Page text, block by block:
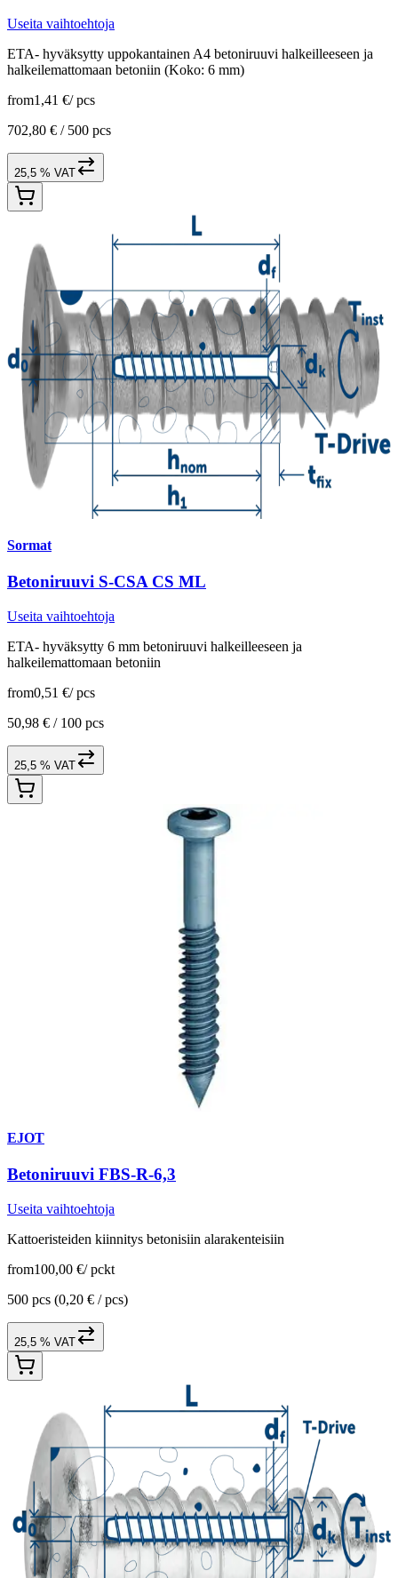
Useita vaihtoehtoja
ETA- hyväksytty uppokantainen A4 betoniruuvi halkeilleeseen ja
halkeilemattomaan betoniin (Koko: 6 mm)
from1,41 €/ pcs
702,80 € / 500 pcs
25,5 % VAT
Sormat
Betoniruuvi S-CSA CS ML
Useita vaihtoehtoja
ETA- hyväksytty 6 mm betoniruuvi halkeilleeseen ja
halkeilemattomaan betoniin
from0,51 €/ pcs
50,98 € / 100 pcs
25,5 % VAT
EJOT
Betoniruuvi FBS-R-6,3
Useita vaihtoehtoja
Kattoeristeiden kiinnitys betonisiin alarakenteisiin
from100,00 €/ pckt
500 pcs (0,20 € / pcs)
25,5 % VAT